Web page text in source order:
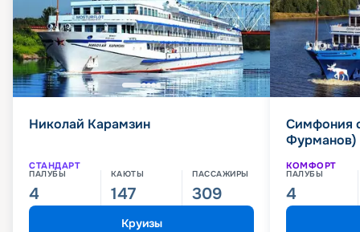
Николай Карамзин
СТАНДАРТ
ПАЛУБЫ
4
КАЮТЫ
147
ПАССАЖИРЫ
309
Круизы
Симфония
Фурманов)
КОМФОРТ
ПАЛУБЫ
4